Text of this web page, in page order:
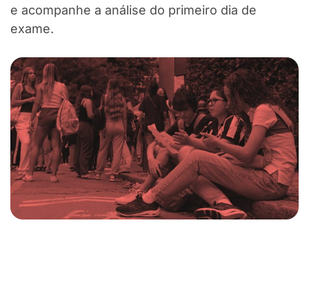
e acompanhe a análise do primeiro dia de
exame.